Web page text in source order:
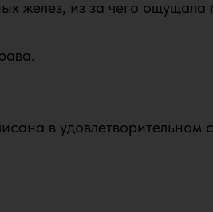
желез, из за чего ощущала
в удовлетворительном